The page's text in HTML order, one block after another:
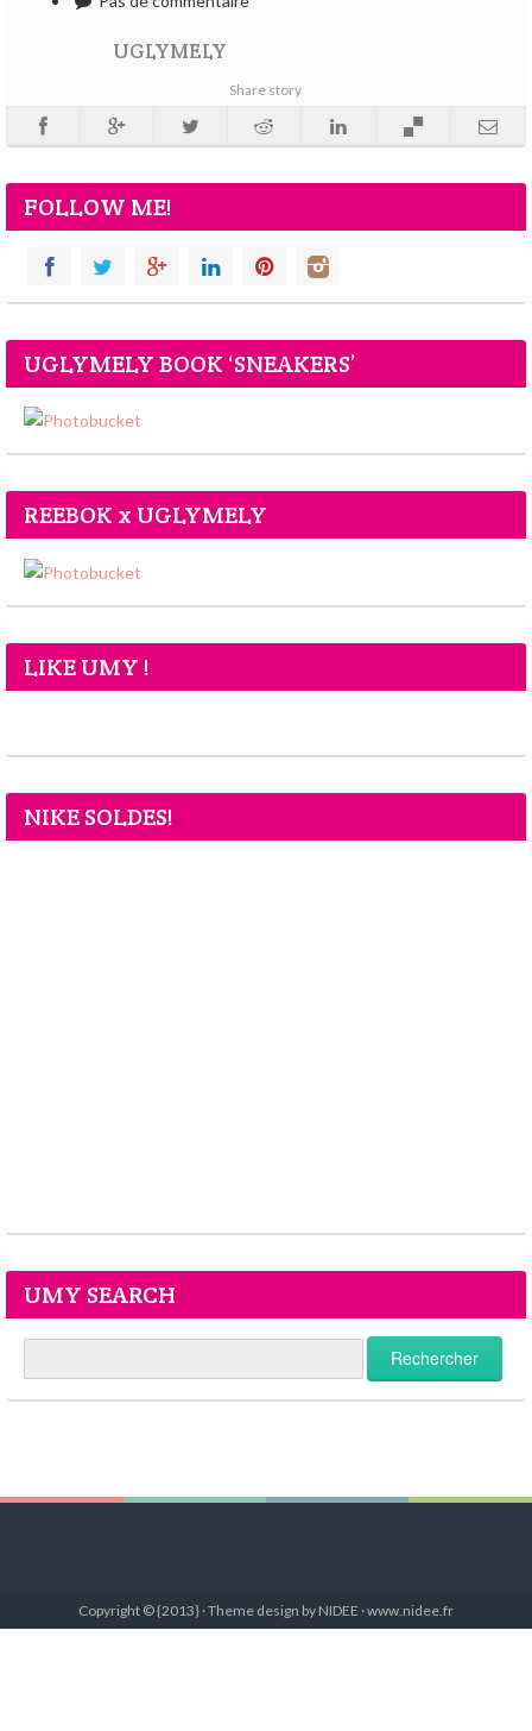
UGLYMELY
Share story
FOLLOW ME!
UGLYMELY BOOK ‘SNEAKERS’
REEBOK x UGLYMELY
LIKE UMY !
NIKE SOLDES!
UMY SEARCH
Copyright © {2013} · Theme design by NIDEE · www.nidee.fr